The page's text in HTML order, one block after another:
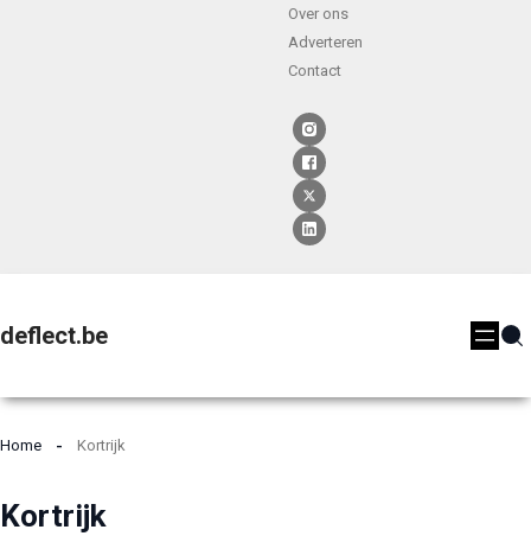
Over ons
Adverteren
Contact
deflect.be
Home Kortrijk
Kortrijk